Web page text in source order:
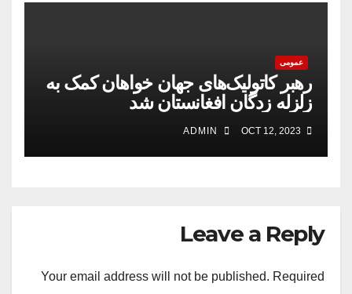
عمومی
رهبر کاتولیک‌های جهان خواهان کمک به
زلزله زدگان افغانستان شد
Leave a Reply
Your email address will not be published. Required